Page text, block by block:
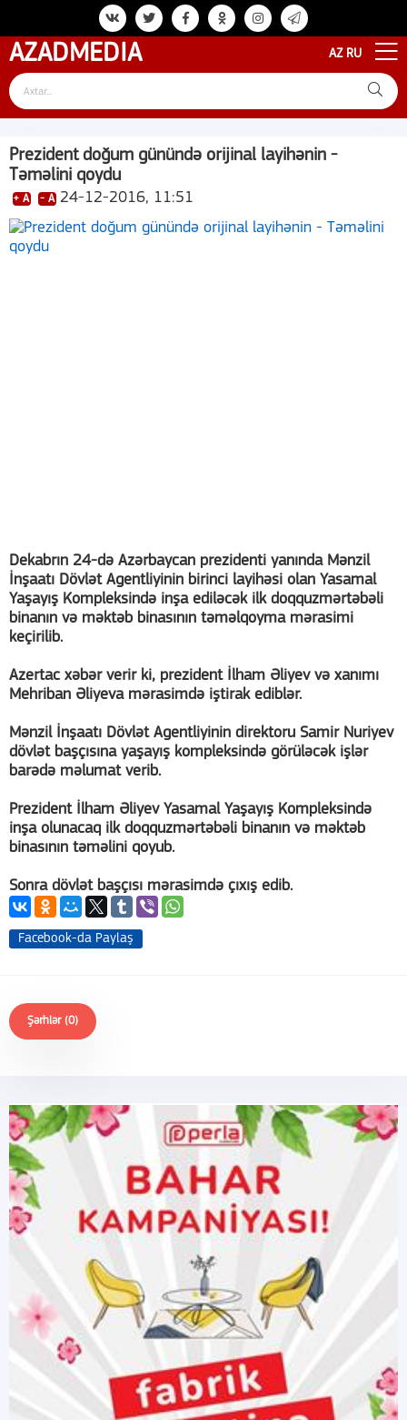
AZADMEDIA AZ RU
Prezident doğum günündə orijinal layihənin -
Təməlini qoydu
+ A - A 24-12-2016, 11:51
Dekabrın 24-də Azərbaycan prezidenti yanında Mənzil
İnşaatı Dövlət Agentliyinin birinci layihəsi olan Yasamal
Yaşayış Kompleksində inşa ediləcək ilk doqquzmərtəbəli
binanın və məktəb binasının təməlqoyma mərasimi
keçirilib.
Azertac xəbər verir ki, prezident İlham Əliyev və xanımı
Mehriban Əliyeva mərasimdə iştirak ediblər.
Mənzil İnşaatı Dövlət Agentliyinin direktoru Samir Nuriyev
dövlət başçısına yaşayış kompleksində görüləcək işlər
barədə məlumat verib.
Prezident İlham Əliyev Yasamal Yaşayış Kompleksində
inşa olunacaq ilk doqquzmərtəbəli binanın və məktəb
binasının təməlini qoyub.
Sonra dövlət başçısı mərasimdə çıxış edib.
Facebook-da Paylaş
Şərhlər (0)